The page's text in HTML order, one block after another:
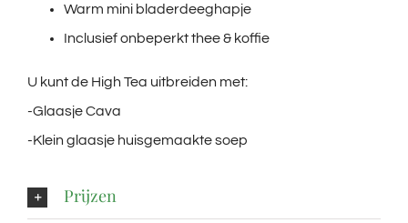
Warm mini bladerdeeghapje
Inclusief onbeperkt thee & koffie
U kunt de High Tea uitbreiden met:
-Glaasje Cava
-Klein glaasje huisgemaakte soep
Prijzen